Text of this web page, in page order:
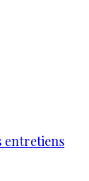
entretiens